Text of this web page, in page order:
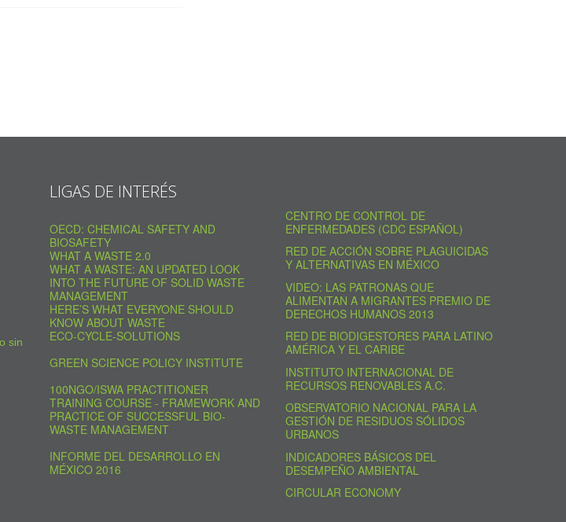
sin
LIGAS DE INTERÉS
OECD: CHEMICAL SAFETY AND
BIOSAFETY
WHAT A WASTE 2.0
WHAT A WASTE: AN UPDATED LOOK
INTO THE FUTURE OF SOLID WASTE
MANAGEMENT
HERE’S WHAT EVERYONE SHOULD
KNOW ABOUT WASTE
ECO-CYCLE-SOLUTIONS
GREEN SCIENCE POLICY INSTITUTE
100NGO/ISWA PRACTITIONER
TRAINING COURSE - FRAMEWORK AND
PRACTICE OF SUCCESSFUL BIO-
WASTE MANAGEMENT
INFORME DEL DESARROLLO EN
MÉXICO 2016
CENTRO DE CONTROL DE
ENFERMEDADES (CDC ESPAÑOL)
RED DE ACCIÓN SOBRE PLAGUICIDAS
Y ALTERNATIVAS EN MÉXICO
VIDEO: LAS PATRONAS QUE
ALIMENTAN A MIGRANTES PREMIO DE
DERECHOS HUMANOS 2013
RED DE BIODIGESTORES PARA LATINO
AMÉRICA Y EL CARIBE
INSTITUTO INTERNACIONAL DE
RECURSOS RENOVABLES A.C.
OBSERVATORIO NACIONAL PARA LA
GESTIÓN DE RESIDUOS SÓLIDOS
URBANOS
INDICADORES BÁSICOS DEL
DESEMPEÑO AMBIENTAL
CIRCULAR ECONOMY